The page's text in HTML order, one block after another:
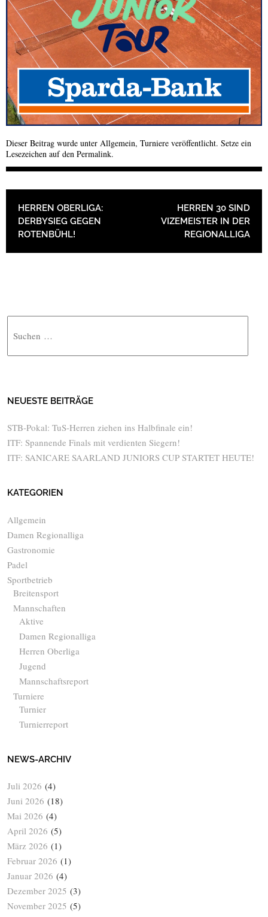
Dieser Beitrag wurde unter Allgemein, Turniere veröffentlicht. Setze ein
Lesezeichen auf den Permalink.
BEITRAGSNAVIGATION
HERREN OBERLIGA:
DERBYSIEG GEGEN
ROTENBÜHL!
HERREN 30 SIND
VIZEMEISTER IN DER
REGIONALLIGA
NEUESTE BEITRÄGE
STB-Pokal: TuS-Herren ziehen ins Halbfinale ein!
ITF: Spannende Finals mit verdienten Siegern!
ITF: SANICARE SAARLAND JUNIORS CUP STARTET HEUTE!
KATEGORIEN
Allgemein
Damen Regionalliga
Gastronomie
Padel
Sportbetrieb
Breitensport
Mannschaften
Aktive
Damen Regionalliga
Herren Oberliga
Jugend
Mannschaftsreport
Turniere
Turnier
Turnierreport
NEWS-ARCHIV
Juli 2026 (4)
Juni 2026 (18)
Mai 2026 (4)
April 2026 (5)
März 2026 (1)
Februar 2026 (1)
Januar 2026 (4)
Dezember 2025 (3)
November 2025 (5)